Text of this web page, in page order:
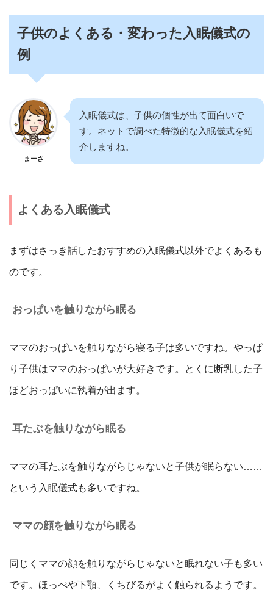
子供のよくある・変わった入眠儀式の
例
まーさ
入眠儀式は、子供の個性が出て面白いで
す。ネットで調べた特徴的な入眠儀式を紹
介しますね。
よくある入眠儀式
まずはさっき話したおすすめの入眠儀式以外でよくあるも
のです。
おっぱいを触りながら眠る
ママのおっぱいを触りながら寝る子は多いですね。やっぱ
り子供はママのおっぱいが大好きです。とくに断乳した子
ほどおっぱいに執着が出ます。
耳たぶを触りながら眠る
ママの耳たぶを触りながらじゃないと子供が眠らない……
という入眠儀式も多いですね。
ママの顔を触りながら眠る
同じくママの顔を触りながらじゃないと眠れない子も多い
です。ほっぺや下顎、くちびるがよく触られるようです。